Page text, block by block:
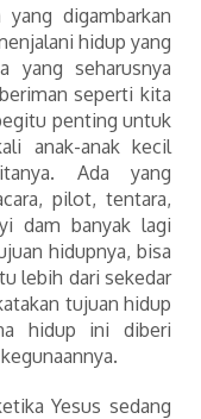
digambarkan
hidup yang
yang seharusnya
seperti kita
penting untuk
anak-anak kecil
Ada yang
pilot, tentara,
dam banyak lagi
hidupnya, bisa
lebih dari sekedar
tujuan hidup
hidup ini diberi
Yesus sedang